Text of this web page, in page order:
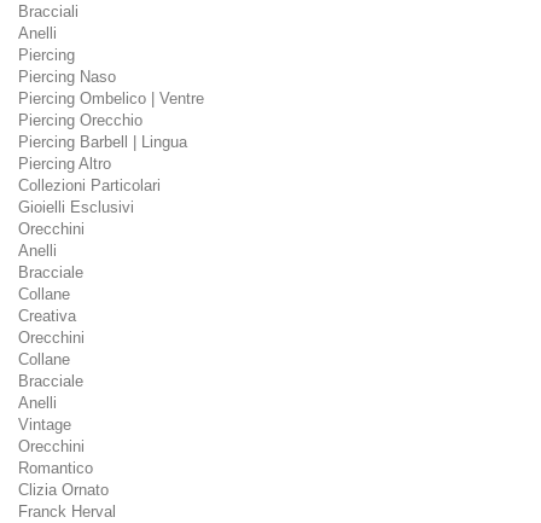
Bracciali
Anelli
Piercing
Piercing Naso
Piercing Ombelico | Ventre
Piercing Orecchio
Piercing Barbell | Lingua
Piercing Altro
Collezioni Particolari
Gioielli Esclusivi
Orecchini
Anelli
Bracciale
Collane
Creativa
Orecchini
Collane
Bracciale
Anelli
Vintage
Orecchini
Romantico
Clizia Ornato
Franck Herval